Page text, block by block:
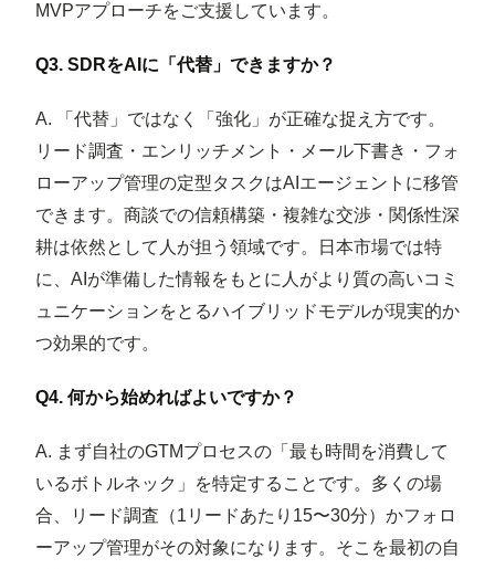
MVPアプローチをご支援しています。
Q3. SDRをAIに「代替」できますか？
A. 「代替」ではなく「強化」が正確な捉え方です。
リード調査・エンリッチメント・メール下書き・フォ
ローアップ管理の定型タスクはAIエージェントに移管
できます。商談での信頼構築・複雑な交渉・関係性深
耕は依然として人が担う領域です。日本市場では特
に、AIが準備した情報をもとに人がより質の高いコミ
ュニケーションをとるハイブリッドモデルが現実的か
つ効果的です。
Q4. 何から始めればよいですか？
A. まず自社のGTMプロセスの「最も時間を消費して
いるボトルネック」を特定することです。多くの場
合、リード調査（1リードあたり15〜30分）かフォロ
ーアップ管理がその対象になります。そこを最初の自